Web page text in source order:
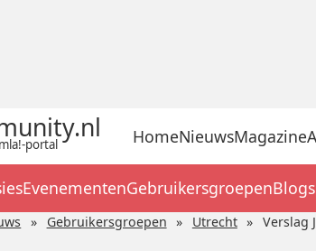
portal HomeNieuwsMagazine
EvenementenGebruikersgroepenBlogs
Gebruikersgroepen Utrecht Verslag